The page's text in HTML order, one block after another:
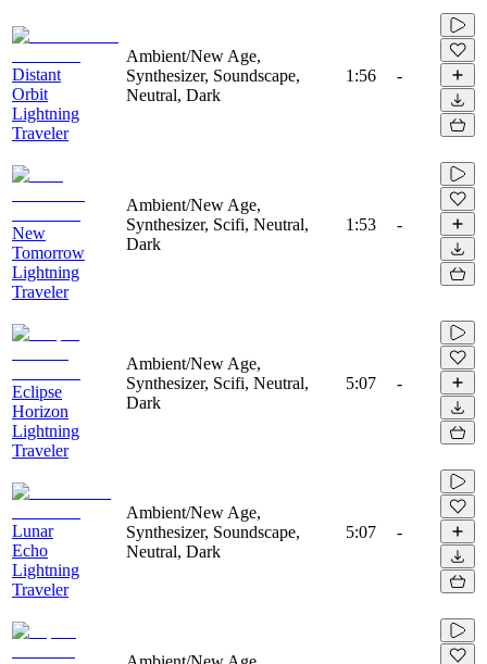
Distant
Orbit
Lightning
Traveler
Ambient/New Age,
Synthesizer, Soundscape,
Neutral, Dark
1:56 -
New
Tomorrow
Lightning
Traveler
Ambient/New Age,
Synthesizer, Scifi, Neutral,
Dark
1:53 -
Eclipse
Horizon
Lightning
Traveler
Ambient/New Age,
Synthesizer, Scifi, Neutral,
Dark
5:07 -
Lunar
Echo
Lightning
Traveler
Ambient/New Age,
Synthesizer, Soundscape,
Neutral, Dark
5:07 -